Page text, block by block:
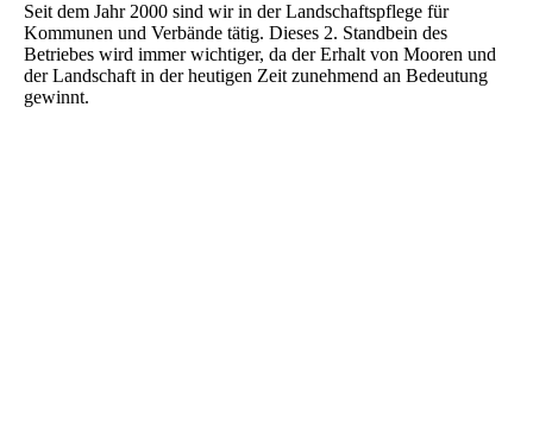
Seit dem Jahr 2000 sind wir in der Landschaftspflege für
Kommunen und Verbände tätig. Dieses 2. Standbein des
Betriebes wird immer wichtiger, da der Erhalt von Mooren und
der Landschaft in der heutigen Zeit zunehmend an Bedeutung
gewinnt.